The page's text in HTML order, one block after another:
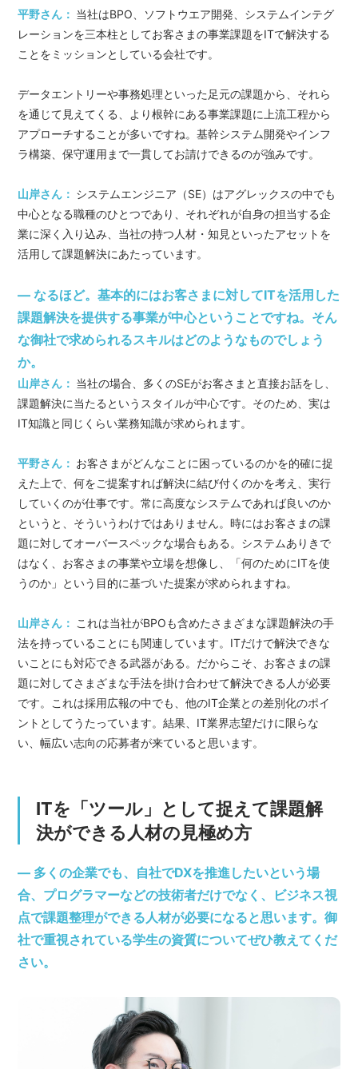
平野さん： 当社はBPO、ソフトウエア開発、システムインテグ
レーションを三本柱としてお客さまの事業課題をITで解決する
ことをミッションとしている会社です。
データエントリーや事務処理といった足元の課題から、それら
を通じて見えてくる、より根幹にある事業課題に上流工程から
アプローチすることが多いですね。基幹システム開発やインフ
ラ構築、保守運用まで一貫してお請けできるのが強みです。
山岸さん： システムエンジニア（SE）はアグレックスの中でも
中心となる職種のひとつであり、それぞれが自身の担当する企
業に深く入り込み、当社の持つ人材・知見といったアセットを
活用して課題解決にあたっています。
― なるほど。基本的にはお客さまに対してITを活用した
課題解決を提供する事業が中心ということですね。そん
な御社で求められるスキルはどのようなものでしょう
か。
山岸さん： 当社の場合、多くのSEがお客さまと直接お話をし、
課題解決に当たるというスタイルが中心です。そのため、実は
IT知識と同じくらい業務知識が求められます。
平野さん： お客さまがどんなことに困っているのかを的確に捉
えた上で、何をご提案すれば解決に結び付くのかを考え、実行
していくのが仕事です。常に高度なシステムであれば良いのか
というと、そういうわけではありません。時にはお客さまの課
題に対してオーバースペックな場合もある。システムありきで
はなく、お客さまの事業や立場を想像し、「何のためにITを使
うのか」という目的に基づいた提案が求められますね。
山岸さん： これは当社がBPOも含めたさまざまな課題解決の手
法を持っていることにも関連しています。ITだけで解決できな
いことにも対応できる武器がある。だからこそ、お客さまの課
題に対してさまざまな手法を掛け合わせて解決できる人が必要
です。これは採用広報の中でも、他のIT企業との差別化のポイ
ントとしてうたっています。結果、IT業界志望だけに限らな
い、幅広い志向の応募者が来ていると思います。
ITを「ツール」として捉えて課題解
決ができる人材の見極め方
― 多くの企業でも、自社でDXを推進したいという場
合、プログラマーなどの技術者だけでなく、ビジネス視
点で課題整理ができる人材が必要になると思います。御
社で重視されている学生の資質についてぜひ教えてくだ
さい。